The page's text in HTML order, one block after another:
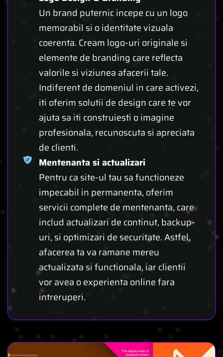
Un brand puternic incepe cu un logo
memorabil si o identitate vizuala
coerenta. Cream logo-uri originale si
elemente de branding care reflecta
valorile si viziunea afacerii tale.
Indiferent de domeniul in care activezi,
iti oferim solutii de design care te vor
ajuta sa iti construiesti o imagine
profesionala, recunoscuta si apreciata
de clienti.
Mentenanta si actualizari
Pentru ca site-ul tau sa functioneze
impecabil in permanenta, oferim
servicii complete de mentenanta, care
includ actualizari de continut, backup-
uri, si optimizari de securitate. Astfel,
afacerea ta va ramane mereu
actualizata si functionala, iar clientii
vor avea o experienta online fara
intreruperi.